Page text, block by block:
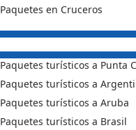
Paquetes en Cruceros
Paquetes turísticos a Punta
Paquetes turísticos a
Paquetes turísticos a Aruba
Paquetes turísticos a Brasil